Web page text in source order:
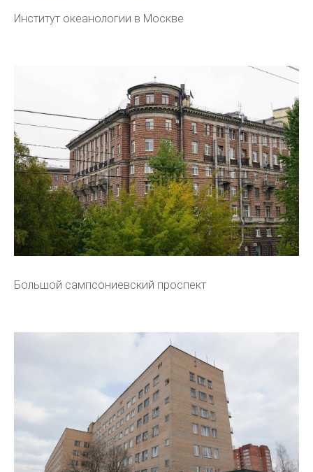
Институт океанологии в Москве
Большой сампсониевский проспект